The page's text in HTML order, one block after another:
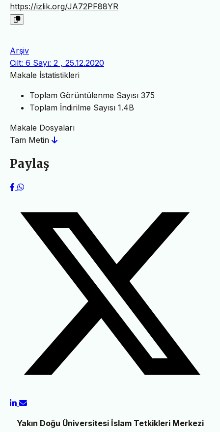
https://izlik.org/JA72PF88YR
Arşiv
Cilt: 6 Sayı: 2 , 25.12.2020
Makale İstatistikleri
Toplam Görüntülenme Sayısı 375
Toplam İndirilme Sayısı 1.4B
Makale Dosyaları
Tam Metin
Paylaş
Yakın Doğu Üniversitesi İslam Tetkikleri Merkezi